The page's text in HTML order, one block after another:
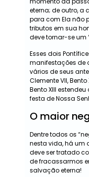
eterna; de outro, a
para com Ela não
tributos em sua
deve tornar-se um
Esses dois
manifestações de
vários de seus
Clemente VII, Bento
Bento XIII
festa de Nossa
O maior
Dentre todos os
nesta vida, há um
deve ser tratado
de fracassarmos
salvação eterna!